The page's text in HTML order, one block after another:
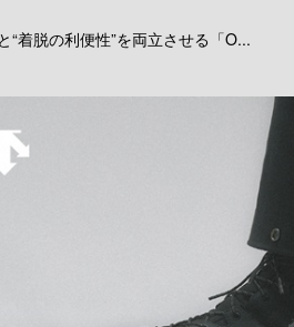
“着脱の利便性”を両立させる「O...